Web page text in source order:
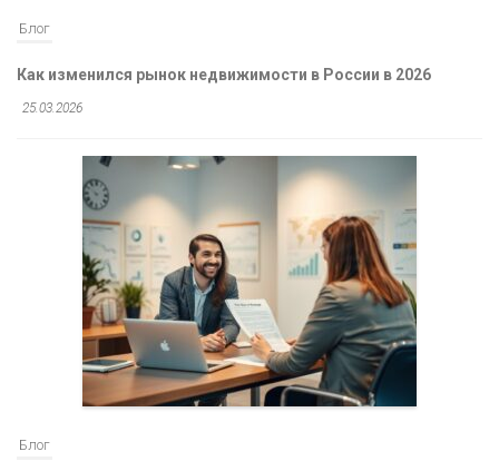
Блог
Как изменился рынок недвижимости в России в 2026
25.03.2026
Блог